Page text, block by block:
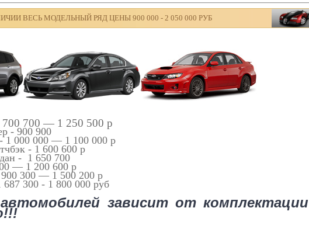
ВЕСЬ МОДЕЛЬНЫЙ РЯД ЦЕНЫ 900 000 - 2 050 000 РУБ
700 700 — 1 250 500 p
- 900 900
1 000 000 — 1 100 000 p
- 1 600 600 р
- 1 650 700
— 1 200 600 p
300 — 1 500 200 p
687 300 - 1 800 000 руб
зависит от комплектации